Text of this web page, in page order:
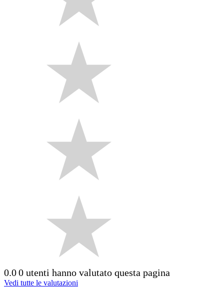
0.00 utenti hanno valutato questa pagina
Vedi tutte le valutazioni